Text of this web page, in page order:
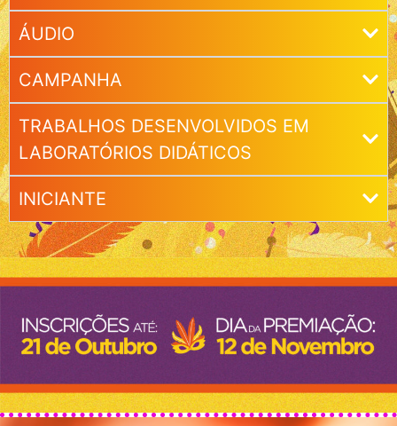
ÁUDIO
CAMPANHA
TRABALHOS DESENVOLVIDOS EM
LABORATÓRIOS DIDÁTICOS
INICIANTE